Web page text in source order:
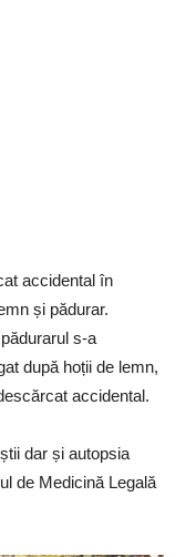
accidental în
și pădurar.
s-a
după hoții de lemn,
accidental.
dar și autopsia
de Medicină Legală